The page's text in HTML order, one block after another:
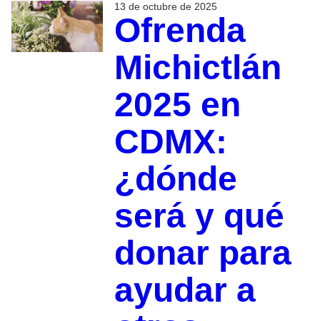
13 de octubre de 2025
Ofrenda
Michictlán
2025 en
CDMX:
¿dónde
será y qué
donar para
ayudar a